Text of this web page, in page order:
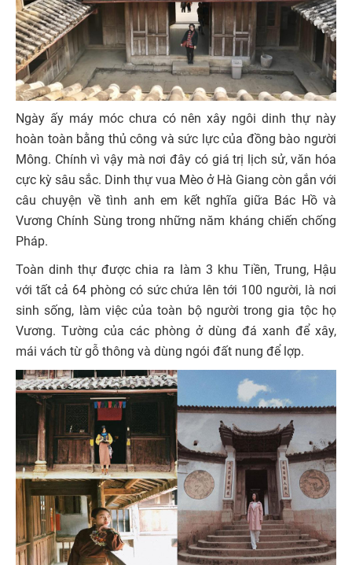
Ngày ấy máy móc chưa có nên xây ngôi dinh thự này
hoàn toàn bằng thủ công và sức lực của đồng bào người
Mông. Chính vì vậy mà nơi đây có giá trị lịch sử, văn hóa
cực kỳ sâu sắc. Dinh thự vua Mèo ở Hà Giang còn gắn với
câu chuyện về tình anh em kết nghĩa giữa Bác Hồ và
Vương Chính Sùng trong những năm kháng chiến chống
Pháp.
Toàn dinh thự được chia ra làm 3 khu Tiền, Trung, Hậu
với tất cả 64 phòng có sức chứa lên tới 100 người, là nơi
sinh sống, làm việc của toàn bộ người trong gia tộc họ
Vương. Tường của các phòng ở dùng đá xanh để xây,
mái vách từ gỗ thông và dùng ngói đất nung để lợp.